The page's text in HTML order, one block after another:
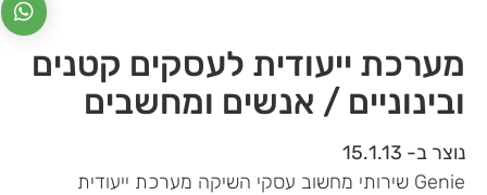
מערכת ייעודית לעסקים קטנים
ובינוניים / אנשים ומחשבים
נוצר ב- 15.1.13
Genie שירותי מחשוב עסקי השיקה מערכת ייעודית